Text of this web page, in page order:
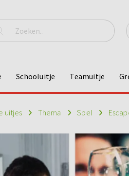
Schooluitje Teamuitje
uitjes Thema Spel